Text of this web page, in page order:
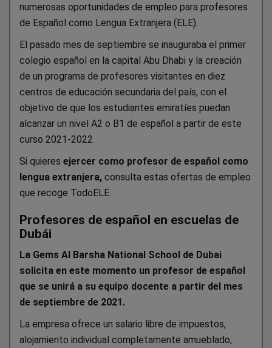
numerosas oportunidades de empleo para profesores
de Español como Lengua Extranjera (ELE).
El pasado mes de septiembre se inauguraba el primer
colegio español en la capital Abu Dhabi y la creación
de un programa de profesores visitantes en diez
centros de educación secundaria del país, con el
objetivo de que los estudiantes emiratíes puedan
alcanzar un nivel A2 o B1 de español a partir de este
curso 2021-2022.
Si quieres ejercer como profesor de español como
lengua extranjera, consulta estas ofertas de empleo
que recoge TodoELE.
Profesores de español en escuelas de
Dubái
La Gems Al Barsha National School de Dubai
solicita en este momento un profesor de español
que se unirá a su equipo docente a partir del mes
de septiembre de 2021.
La empresa ofrece un salario libre de impuestos,
alojamiento individual completamente amueblado,